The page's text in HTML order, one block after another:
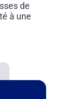
de
à une